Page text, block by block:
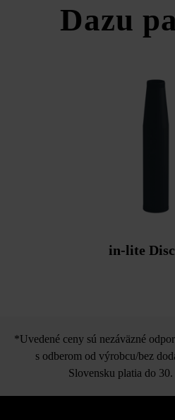
Dazu
in-lite
*Uvedené ceny sú nezáväzné
s odberom od výrobcu/bez
Slovensku platia do